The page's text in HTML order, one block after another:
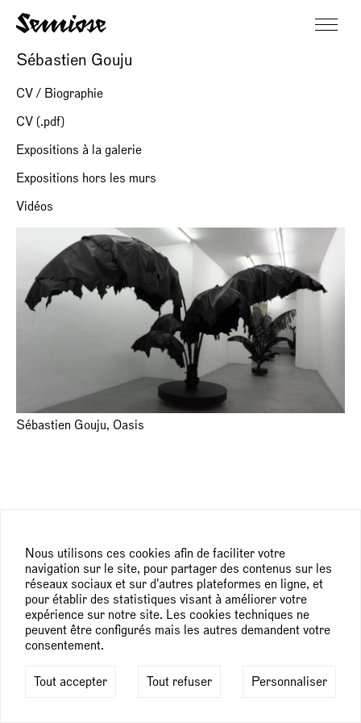
Nous utilisons ces cookies afin de faciliter votre
navigation sur le site, pour partager des contenus sur les
réseaux sociaux et sur d'autres plateformes en ligne, et
pour établir des statistiques visant à améliorer votre
expérience sur notre site. Les cookies techniques ne
peuvent être configurés mais les autres demandent votre
consentement.
Tout accepter Tout refuser Personnaliser
Sébastien Gouju
CV / Biographie
CV (.pdf)
Expositions à la galerie
Expositions hors les murs
Vidéos
Sébastien Gouju, Oasis